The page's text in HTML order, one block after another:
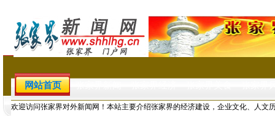
网站首页
欢迎访问张家界对外新闻网！本站主要介绍张家界的经济建设，企业文化、人文